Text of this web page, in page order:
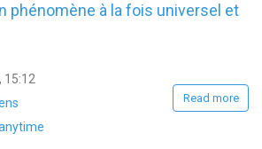
phénomène à la fois universel et
15:12
Read more